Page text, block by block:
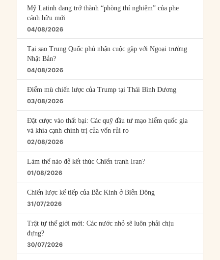
Mỹ Latinh đang trở thành “phòng thí nghiệm” của phe
cánh hữu mới
04/08/2026
Tại sao Trung Quốc phủ nhận cuộc gặp với Ngoại trưởng
Nhật Bản?
04/08/2026
Điểm mù chiến lược của Trump tại Thái Bình Dương
03/08/2026
Đặt cược vào thất bại: Các quỹ đầu tư mạo hiểm quốc gia
và khía cạnh chính trị của vốn rủi ro
02/08/2026
Làm thế nào để kết thúc Chiến tranh Iran?
01/08/2026
Chiến lược kế tiếp của Bắc Kinh ở Biển Đông
31/07/2026
Trật tự thế giới mới: Các nước nhỏ sẽ luôn phải chịu
đựng?
30/07/2026